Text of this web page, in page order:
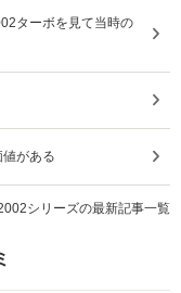
ターボを見て当時の
がある
シリーズの最新記事一覧